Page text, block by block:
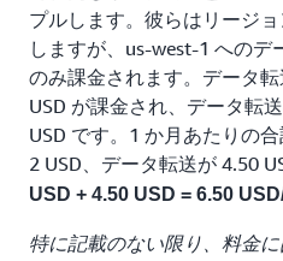
プルします。彼らはリージ
しますが、us-west-1 へのデ
のみ課金されます。データ
USD が課金され、データ転
USD です。1 か月あたりの
2 USD、データ転送が 4.50
USD + 4.50 USD = 6.50 USD/
特に記載のない限り、料金